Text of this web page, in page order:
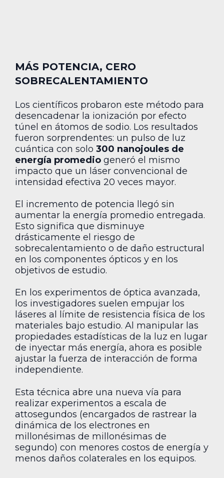
MÁS POTENCIA, CERO
SOBRECALENTAMIENTO
Los científicos probaron este método para
desencadenar la ionización por efecto
túnel en átomos de sodio. Los resultados
fueron sorprendentes: un pulso de luz
cuántica con solo 300 nanojoules de
energía promedio generó el mismo
impacto que un láser convencional de
intensidad efectiva 20 veces mayor.
El incremento de potencia llegó sin
aumentar la energía promedio entregada.
Esto significa que disminuye
drásticamente el riesgo de
sobrecalentamiento o de daño estructural
en los componentes ópticos y en los
objetivos de estudio.
En los experimentos de óptica avanzada,
los investigadores suelen empujar los
láseres al límite de resistencia física de los
materiales bajo estudio. Al manipular las
propiedades estadísticas de la luz en lugar
de inyectar más energía, ahora es posible
ajustar la fuerza de interacción de forma
independiente.
Esta técnica abre una nueva vía para
realizar experimentos a escala de
attosegundos (encargados de rastrear la
dinámica de los electrones en
millonésimas de millonésimas de
segundo) con menores costos de energía y
menos daños colaterales en los equipos.